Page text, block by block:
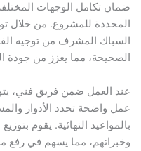
ضمان تكامل الوجهات
المحددة للمشروع. من خلال
السباك المشرف من توجيه
الصحيحة، مما يعزز من جودة
عند العمل ضمن فريق فني،
عمل واضحة تحدد الأدوار
بالمواعيد النهائية. يقوم
وخبراتهم، مما يسهم في رفع